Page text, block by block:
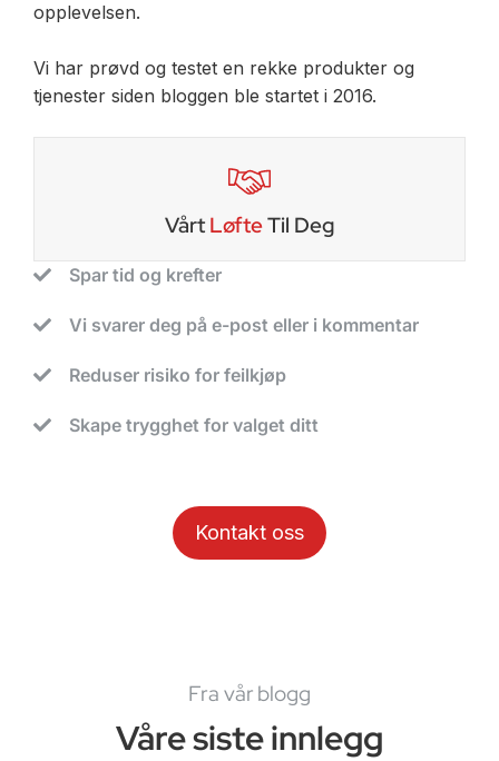
opplevelsen.
Vi har prøvd og testet en rekke produkter og
tjenester siden bloggen ble startet i 2016.
Vårt LøfteTil Deg
Spar tid og krefter
Vi svarer deg på e-post eller i kommentar
Reduser risiko for feilkjøp
Skape trygghet for valget ditt
Kontakt oss
Fra vår blogg
Våre siste innlegg